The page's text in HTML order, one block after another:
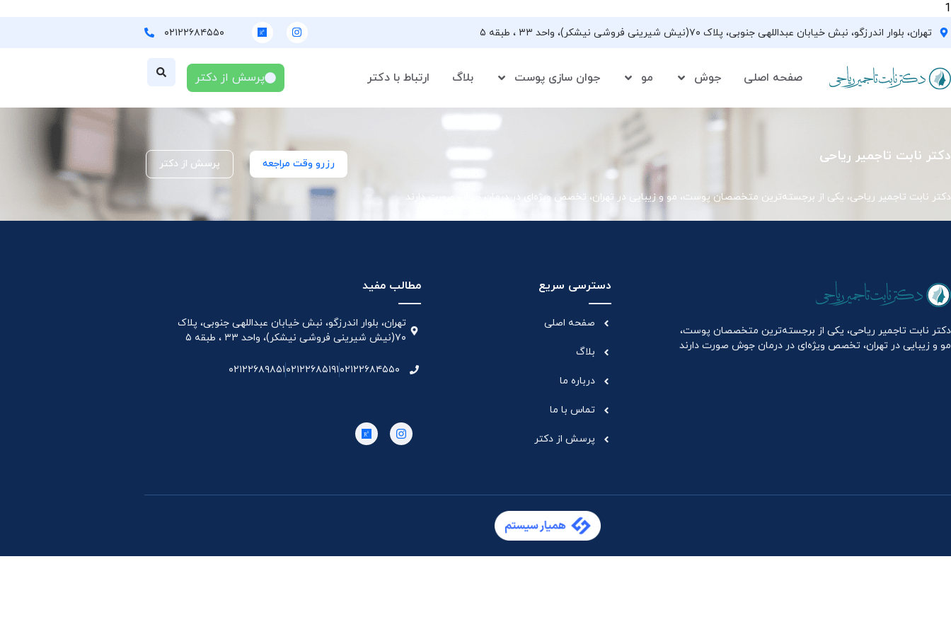
1
تهران، بلوار اندرزگو، نبش خیابان عبداللهی جنوبی، پلاک ۷۰(نیش شیرینی فروشی نیشکر)، واحد ۳۳ ، طبقه ۵ ۰۲۱۲۲۶۸۴۵۵۰
صفحه اصلی جوش مو جوان سازی پوست بلاگ ارتباط با دکتر پرسش از دکتر
دکتر نابت تاجمیر ریاحی
دکتر نابت تاجمیر ریاحی، یکی از برجسته‌ترین متخصصان پوست، مو و زیبایی در تهران، تخصص ویژه‌ای در درمان جوش صورت دارند
رزرو وقت مراجعه پرسش از دکتر
دکتر نابت تاجمیر ریاحی، یکی از برجسته‌ترین متخصصان پوست،
مو و زیبایی در تهران، تخصص ویژه‌ای در درمان جوش صورت دارند
دسترسی سریع
صفحه اصلی
بلاگ
درباره ما
تماس با ما
پرسش از دکتر
مطالب مفید
تهران، بلوار اندرزگو، نبش خیابان عبداللهی جنوبی، پلاک
۷۰(نیش شیرینی فروشی نیشکر)، واحد ۳۳ ، طبقه ۵
۰۲۱۲۲۶۸۴۵۵۰۰۲۱۲۲۶۸۵۱۹۱۰۲۱۲۲۶۸۹۸۵۱